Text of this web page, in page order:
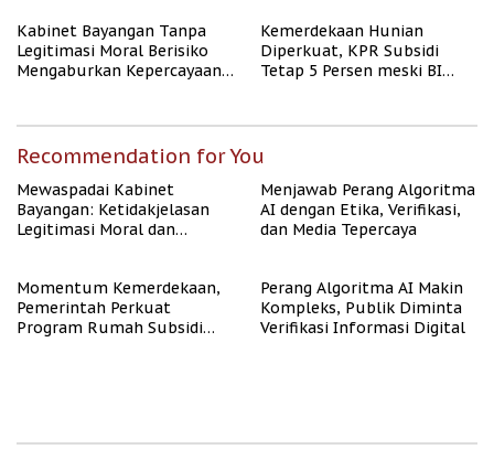
Kabinet Bayangan Tanpa
Legitimasi Moral Berisiko
Mengaburkan Kepercayaan
Kemerdekaan Hunian
Diperkuat, KPR Subsidi
Tetap 5 Persen meski BI
Recommendation for You
Mewaspadai Kabinet
Bayangan: Ketidakjelasan
Legitimasi Moral dan
Menjawab Perang Algoritma
AI dengan Etika, Verifikasi,
dan Media Tepercaya
Momentum Kemerdekaan,
Pemerintah Perkuat
Program Rumah Subsidi
Perang Algoritma AI Makin
Kompleks, Publik Diminta
Verifikasi Informasi Digital